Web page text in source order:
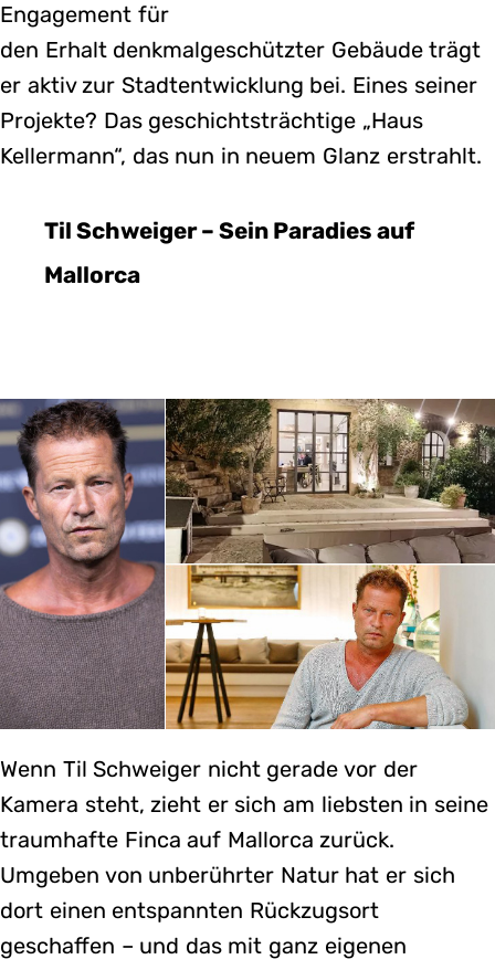
Engagement für
den Erhalt denkmalgeschützter Gebäude trägt
er aktiv zur Stadtentwicklung bei. Eines seiner
Projekte? Das geschichtsträchtige „Haus
Kellermann“, das nun in neuem Glanz erstrahlt.
Til Schweiger – Sein Paradies auf
Mallorca
Wenn Til Schweiger nicht gerade vor der
Kamera steht, zieht er sich am liebsten in seine
traumhafte Finca auf Mallorca zurück.
Umgeben von unberührter Natur hat er sich
dort einen entspannten Rückzugsort
geschaffen – und das mit ganz eigenen